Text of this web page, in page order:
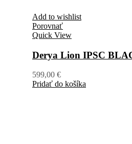
Add to wishlist
Porovnať
Quick View
Derya Lion IPSC
599,00 €
Pridať do košíka